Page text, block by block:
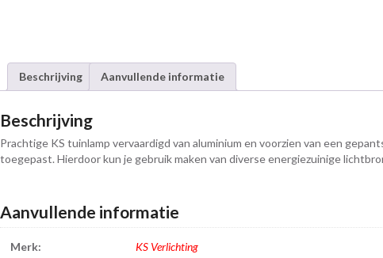
Beschrijving Aanvullende informatie
Beschrijving
Prachtige KS tuinlamp vervaardigd van aluminium en voorzien van een
toegepast. Hierdoor kun je gebruik maken van diverse energiezuinige
Aanvullende informatie
Merk: KS Verlichting